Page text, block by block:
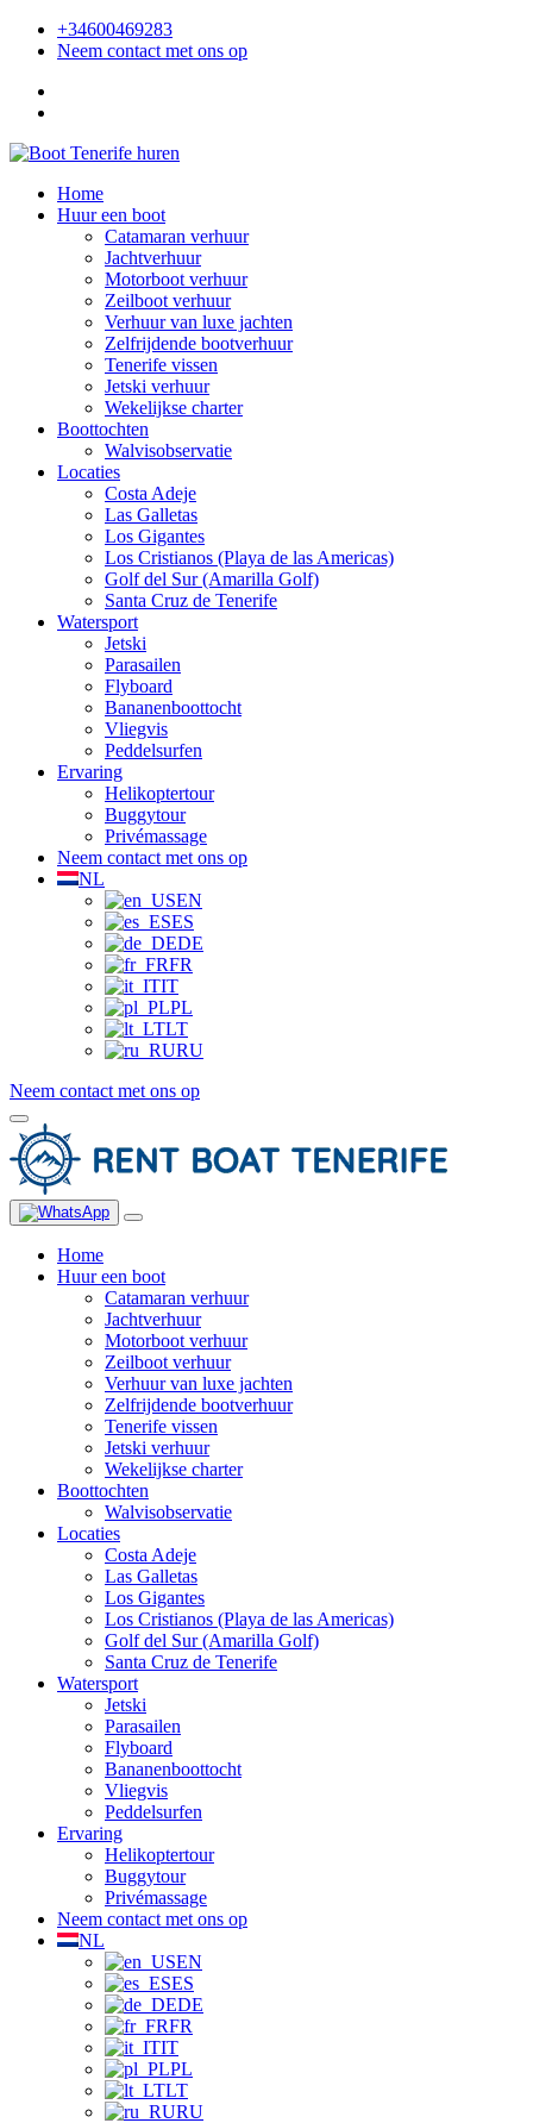
+34600469283
Neem contact met ons op
Home
Huur een boot
Catamaran verhuur
Jachtverhuur
Motorboot verhuur
Zeilboot verhuur
Verhuur van luxe jachten
Zelfrijdende bootverhuur
Tenerife vissen
Jetski verhuur
Wekelijkse charter
Boottochten
Walvisobservatie
Locaties
Costa Adeje
Las Galletas
Los Gigantes
Los Cristianos (Playa de las Americas)
Golf del Sur (Amarilla Golf)
Santa Cruz de Tenerife
Watersport
Jetski
Parasailen
Flyboard
Bananenboottocht
Vliegvis
Peddelsurfen
Ervaring
Helikoptertour
Buggytour
Privémassage
Neem contact met ons op
NL
EN
ES
DE
FR
IT
PL
LT
RU
Neem contact met ons op
Home
Huur een boot
Catamaran verhuur
Jachtverhuur
Motorboot verhuur
Zeilboot verhuur
Verhuur van luxe jachten
Zelfrijdende bootverhuur
Tenerife vissen
Jetski verhuur
Wekelijkse charter
Boottochten
Walvisobservatie
Locaties
Costa Adeje
Las Galletas
Los Gigantes
Los Cristianos (Playa de las Americas)
Golf del Sur (Amarilla Golf)
Santa Cruz de Tenerife
Watersport
Jetski
Parasailen
Flyboard
Bananenboottocht
Vliegvis
Peddelsurfen
Ervaring
Helikoptertour
Buggytour
Privémassage
Neem contact met ons op
NL
EN
ES
DE
FR
IT
PL
LT
RU